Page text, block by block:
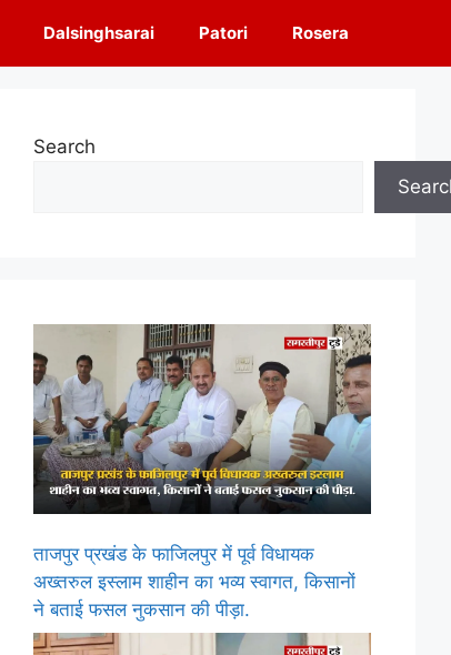
Dalsinghsarai Patori Rosera
Search
ताजपुर प्रखंड के फाजिलपुर में पूर्व विधायक
अख्तरुल इस्लाम शाहीन का भव्य स्वागत, किसानों
ने बताई फसल नुकसान की पीड़ा.